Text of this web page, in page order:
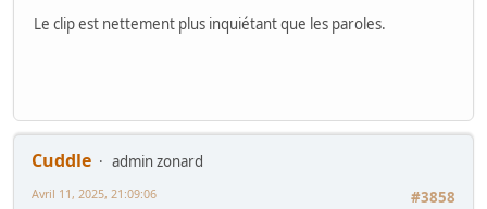
Le clip est nettement plus inquiétant que les paroles.
Cuddle
admin zonard
#3858
Avril 11, 2025, 21:09:06